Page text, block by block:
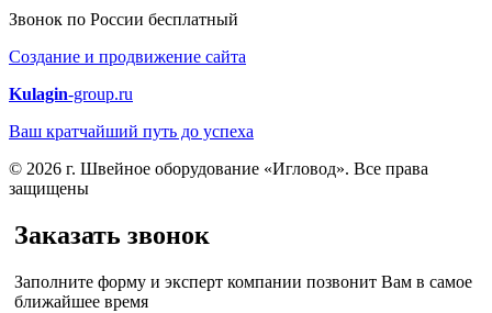
Звонок по России бесплатный
Создание и продвижение сайта
Kulagin-group.ru
Ваш кратчайший путь до успеха
© 2026 г. Швейное оборудование «Игловод». Все права
защищены
Заказать звонок
Заполните форму и эксперт компании позвонит Вам в самое
ближайшее время